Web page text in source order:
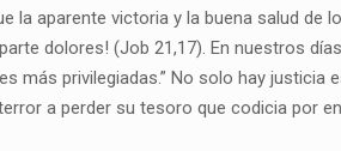
la aparente victoria y la buena salud
dolores! (Job 21,17). En nuestros
más privilegiadas.” No solo hay
a perder su tesoro que codicia por